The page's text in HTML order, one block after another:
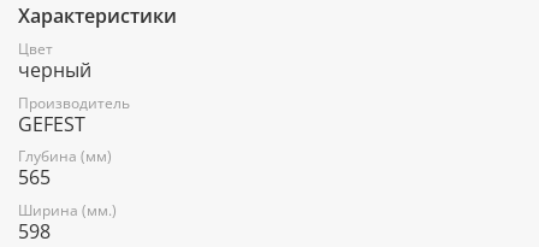
Масса брутто, кг: 36.9
Гриль: есть
Подсветка: одинарная
Самоочистка: эмаль
Характеристики
Цвет
черный
Производитель
GEFEST
Глубина (мм)
565
Ширина (мм.)
598